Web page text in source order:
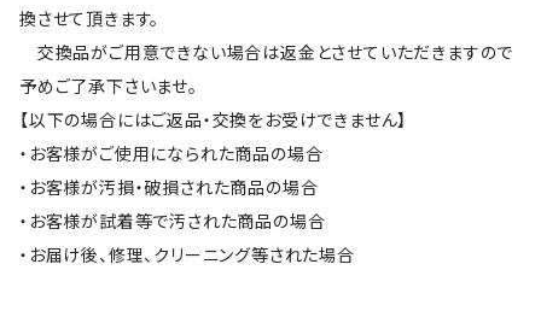
換させて頂きます。
交換品がご用意できない場合は返金とさせていただきますので
予めご了承下さいませ。
【以下の場合にはご返品・交換をお受けできません】
・お客様がご使用になられた商品の場合
・お客様が汚損・破損された商品の場合
・お客様が試着等で汚された商品の場合
・お届け後、修理、クリーニング等された場合